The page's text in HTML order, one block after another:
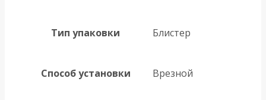
Тип упаковки Блистер
Способ установки Врезной